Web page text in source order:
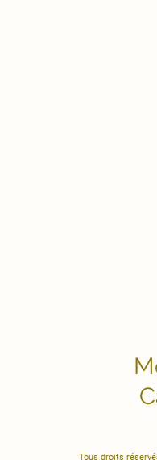
Tous droits